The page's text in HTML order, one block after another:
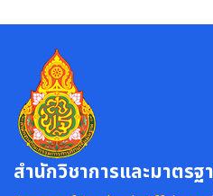
สำนักวิชาการและมาตรฐ